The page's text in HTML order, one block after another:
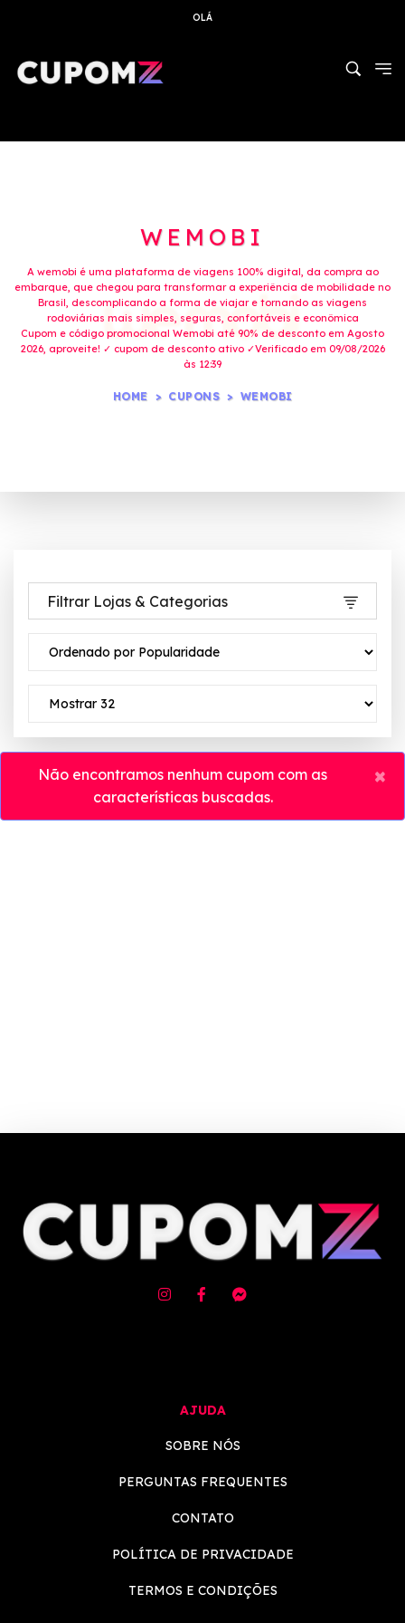
OLÁ
WEMOBI
A wemobi é uma plataforma de viagens 100% digital, da compra ao
embarque, que chegou para transformar a experiência de mobilidade no
Brasil, descomplicando a forma de viajar e tornando as viagens
rodoviárias mais simples, seguras, confortáveis e econômica
Cupom e código promocional Wemobi até 90% de desconto em Agosto
2026, aproveite! ✓ cupom de desconto ativo ✓Verificado em 09/08/2026
às 12:39
HOME CUPONS WEMOBI
Filtrar Lojas & Categorias
Não encontramos nenhum cupom com as
características buscadas.
×
AJUDA
SOBRE NÓS
PERGUNTAS FREQUENTES
CONTATO
POLÍTICA DE PRIVACIDADE
TERMOS E CONDIÇÕES